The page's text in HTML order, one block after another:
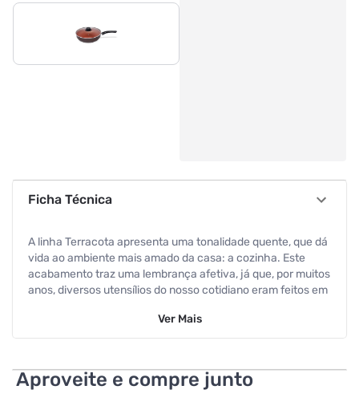
Ficha Técnica
A linha Terracota apresenta uma tonalidade quente, que dá
vida ao ambiente mais amado da casa: a cozinha. Este
acabamento traz uma lembrança afetiva, já que, por muitos
anos, diversos utensílios do nosso cotidiano eram feitos em
Ultra, perfeito para uso diário e constante. Encante-se com
permite a visualização do processo de cozimento; -
Antiaderente Multiflon Ultra: Desenvolvido para uso
Ver Mais
Aproveite e compre junto